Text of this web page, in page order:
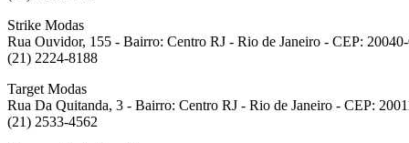
Strike Modas
Rua Ouvidor, 155 - Bairro: Centro RJ - Rio de Janeiro - CEP:
(21) 2224-8188
Target Modas
Rua Da Quitanda, 3 - Bairro: Centro RJ - Rio de Janeiro - CEP:
(21) 2533-4562